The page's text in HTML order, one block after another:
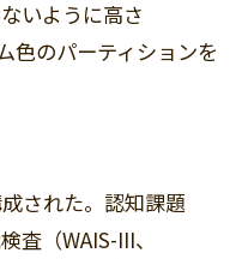
いように高さ
のパーティションを
された。認知課題
査（WAIS-III、